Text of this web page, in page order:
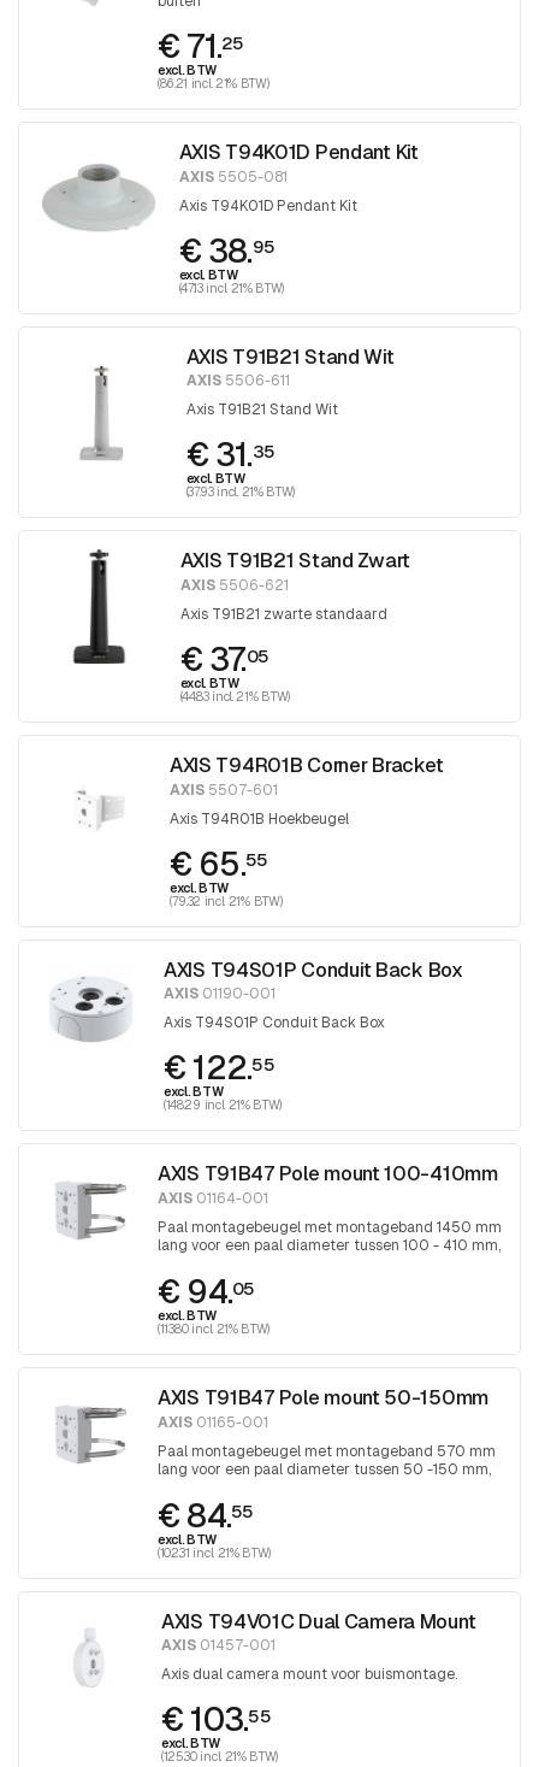
€ 71.25
excl. BTW
(86.21 incl. 21% BTW)
AXIS T94K01D Pendant Kit
AXIS5505-081
Axis T94K01D Pendant Kit
€ 38.95
excl. BTW
(47.13 incl. 21% BTW)
AXIS T91B21 Stand Wit
AXIS5506-611
Axis T91B21 Stand Wit
€ 31.35
excl. BTW
(37.93 incl. 21% BTW)
AXIS T91B21 Stand Zwart
AXIS5506-621
Axis T91B21 zwarte standaard
€ 37.05
excl. BTW
(44.83 incl. 21% BTW)
AXIS T94R01B Corner Bracket
AXIS5507-601
Axis T94R01B Hoekbeugel
€ 65.55
excl. BTW
(79.32 incl. 21% BTW)
AXIS T94S01P Conduit Back Box
AXIS 01190-001
Axis T94S01P Conduit Back Box
€ 122.55
excl. BTW
(148.29 incl. 21% BTW)
AXIS T91B47 Pole mount 100-410mm
AXIS 01164-001
Paal montagebeugel met montageband 1450 mm
lang voor een paal diameter tussen 100 - 410 mm,
schroevendraaier
€ 94.05
excl. BTW
(113.80 incl. 21% BTW)
AXIS T91B47 Pole mount 50-150mm
AXIS 01165-001
Paal montagebeugel met montageband 570 mm
lang voor een paal diameter tussen 50 -150 mm,
schroevendraaier
€ 84.55
excl. BTW
(102.31 incl. 21% BTW)
AXIS T94V01C Dual Camera Mount
AXIS01457-001
Axis dual camera mount voor buismontage.
€ 103.55
excl. BTW
(125.30 incl. 21% BTW)